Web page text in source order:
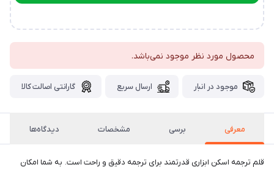
محصول مورد نظر موجود نمی‌باشد.
موجود در انبار ارسال سریع گارانتی اصالت کالا
معرفی برسی مشخصات دیدگاه‌ها
قلم ترجمه اسکن ابزاری قدرتمند برای ترجمه دقیق و راحت است. به شما امکان